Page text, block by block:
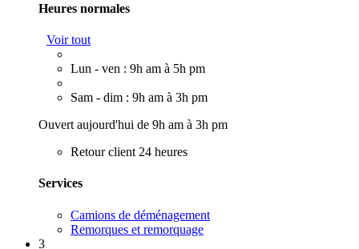
Heures normales
Voir tout
Lun - ven : 9h am à 5h pm
Sam - dim : 9h am à 3h pm
Ouvert aujourd'hui de 9h am à 3h pm
Retour client 24 heures
Services
Camions de déménagement
Remorques et remorquage
3